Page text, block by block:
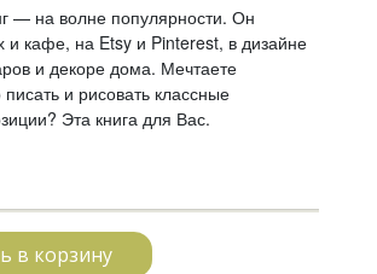
— на волне популярности. Он
и кафе, на Etsy и Pinterest, в дизайне
и декоре дома. Мечтаете
писать и рисовать классные
Эта книга для Вас.
в корзину